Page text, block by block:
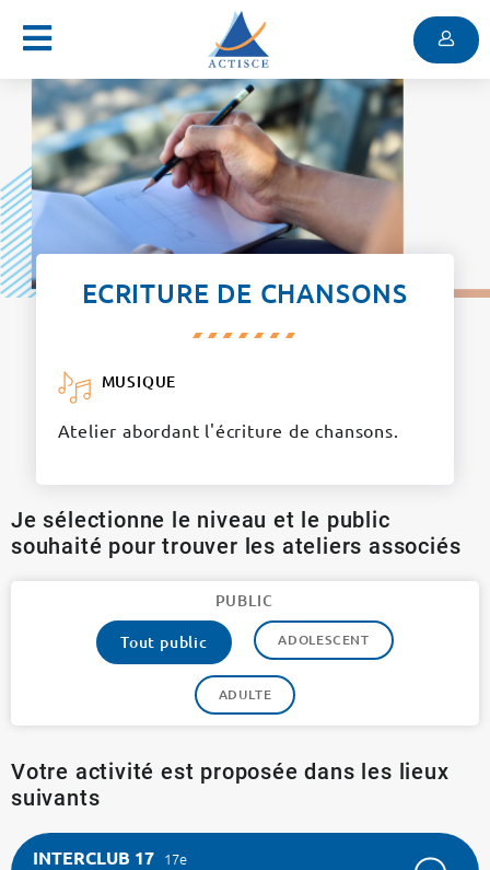
Menu
ECRITURE DE CHANSONS
MUSIQUE
Atelier abordant l'écriture de chansons.
Je sélectionne le niveau et le public
souhaité pour trouver les ateliers associés
PUBLIC
Tout public
ADOLESCENT
ADULTE
Votre activité est proposée dans les lieux
suivants
INTERCLUB 17 17e